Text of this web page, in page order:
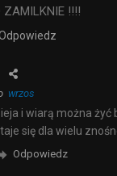
ZAMILKNIE !!!!
wrzos
i wiarą można żyć
się dla wielu
Odpowiedz